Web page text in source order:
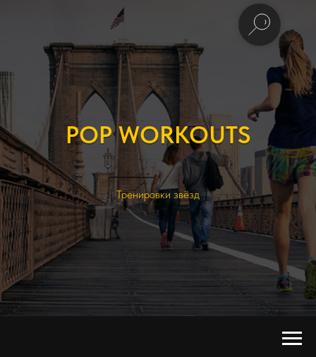
POP WORKOUTS
Тренировки звёзд